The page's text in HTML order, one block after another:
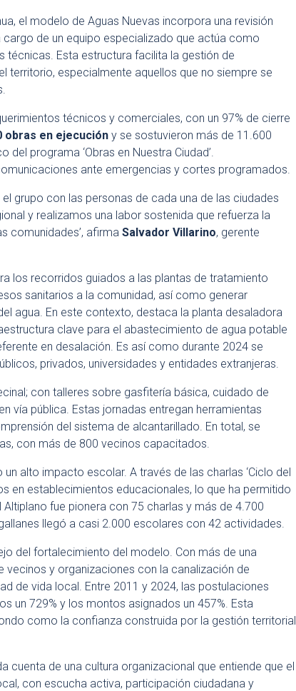
el modelo de Aguas Nuevas incorpora una revisión
de un equipo especializado que actúa como
técnicas. Esta estructura facilita la gestión de
territorio, especialmente aquellos que no siempre se
técnicos y comerciales, con un 97% de cierre
obras en ejecución y se sostuvieron más de 11.600
programa ‘Obras en Nuestra Ciudad’.
ante emergencias y cortes programados.
grupo con las personas de cada una de las ciudades
y realizamos una labor sostenida que refuerza la
comunidades’, afirma Salvador Villarino, gerente
los recorridos guiados a las plantas de tratamiento
sanitarios a la comunidad, así como generar
agua. En este contexto, destaca la planta desaladora
clave para el abastecimiento de agua potable
en desalación. Es así como durante 2024 se
privados, universidades y entidades extranjeras.
con talleres sobre gasfitería básica, cuidado de
vía pública. Estas jornadas entregan herramientas
del sistema de alcantarillado. En total, se
con más de 800 vecinos capacitados.
alto impacto escolar. A través de las charlas ‘Ciclo del
en establecimientos educacionales, lo que ha permitido
Altiplano fue pionera con 75 charlas y más de 4.700
llegó a casi 2.000 escolares con 42 actividades.
del fortalecimiento del modelo. Con más de una
vecinos y organizaciones con la canalización de
de vida local. Entre 2011 y 2024, las postulaciones
un 729% y los montos asignados un 457%. Esta
como la confianza construida por la gestión territorial
cuenta de una cultura organizacional que entiende que el
con escucha activa, participación ciudadana y